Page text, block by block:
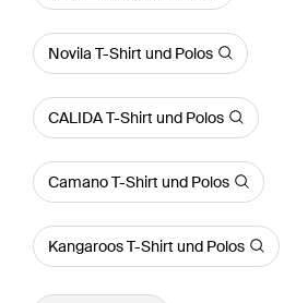
Novila T-Shirt und Polos
CALIDA T-Shirt und Polos
Camano T-Shirt und Polos
Kangaroos T-Shirt und Polos